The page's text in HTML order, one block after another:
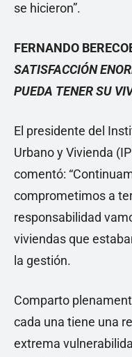
se hicieron”.
FERNANDO
SATISFACCIÓN
PUEDA TENER SU
El presidente del
Urbano y Vivienda
comentó:
comprometimos a
responsabilidad
viviendas que
la gestión.
Comparto
cada una tiene una
extrema